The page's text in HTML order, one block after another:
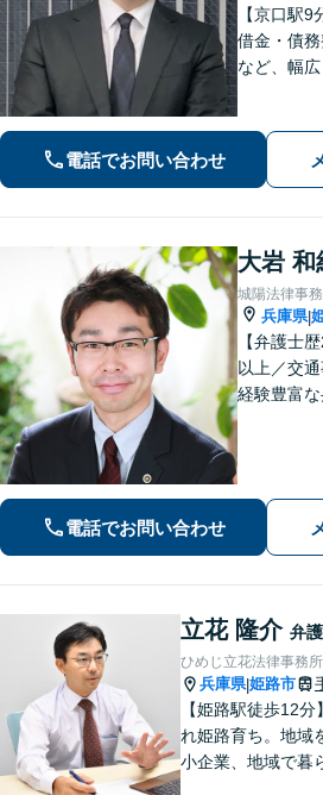
【京口駅9
借金・債
など、幅
ます。ま
情にも気
電話でお問い合わせ
大岩 和
城陽法律事
兵庫県|
【弁護士
以上／交
経験豊富な
事故／借
電話でお問い合わせ
立花 隆介 弁
ひめじ立花法律事務所
兵庫県|姫路市
【姫路駅徒歩12分
れ姫路育ち。地域
小企業、地域で暮